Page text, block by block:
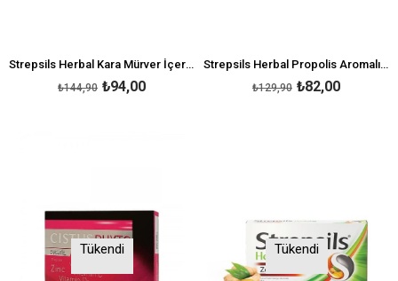
Strepsils Herbal Kara Mürver İçeren Pastil
₺94,00
₺144,90
Strepsils Herbal Propolis Aromalı 16 Pastil
₺82,00
₺129,90
Tükendi Tükendi